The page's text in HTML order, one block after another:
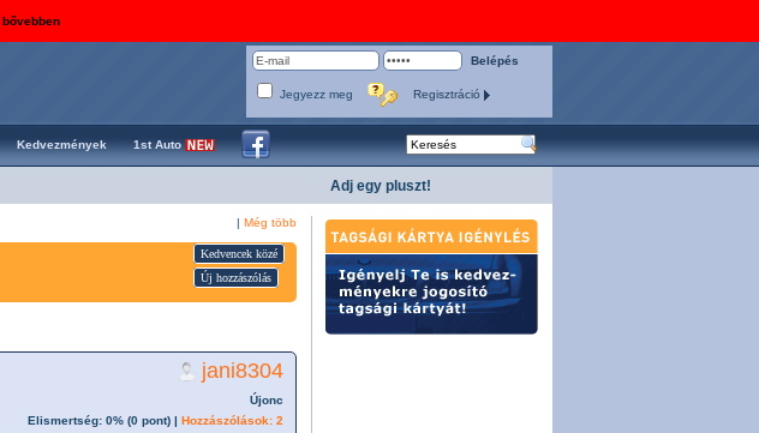
bővebben
Jegyezz meg Regisztráció
Kedvezmények 1st Auto
Adj egy pluszt!
| Még több
Kedvencek közé
Új hozzászólás
jani8304
Újonc
Elismertség: 0% (0 pont) | Hozzászólások: 2